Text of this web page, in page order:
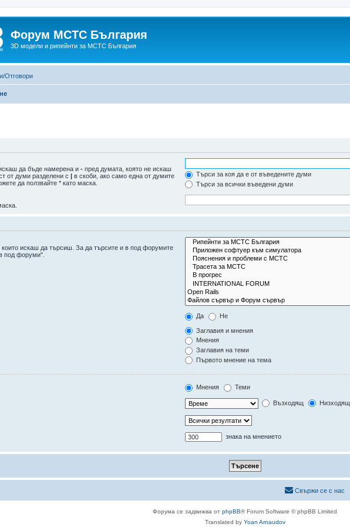
Форум МСТС България
3D модели и рипейнти за МСТС България
Отговори
да бъде намерена и - пред думата, която не искаш
от думи разделени с | в скоби, ако само една от думите
да ползвайте * като маска.
Търси за коя да е от въведените думи
Търси за всички въведени думи
искаш да търсиш. За да търсите и в под форумите
под форуми".
Да Не
Заглавия и мнения
Мнения
Заглавия на теми
Първото мнение на тема
Мнения Теми
Възходящ Низходящ
знака на мнението
Свържи се с нас
Форума се задвижва от phpBB® Forum Software © phpBB Limited
Translated by Yoan Arnaudov